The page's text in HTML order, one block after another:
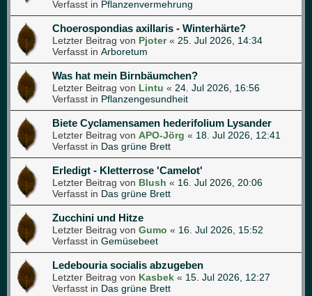
Verfasst in Pflanzenvermehrung
Choerospondias axillaris - Winterhärte?
Letzter Beitrag von Pjoter« 25. Jul 2026, 14:34
Verfasst in Arboretum
Was hat mein Birnbäumchen?
Letzter Beitrag von Lintu « 24. Jul 2026, 16:56
Verfasst in Pflanzengesundheit
Biete Cyclamensamen hederifolium Lysander
Letzter Beitrag von APO-Jörg « 18. Jul 2026, 12:41
Verfasst in Das grüne Brett
Erledigt - Kletterrose 'Camelot'
Letzter Beitrag von Blush « 16. Jul 2026, 20:06
Verfasst in Das grüne Brett
Zucchini und Hitze
Letzter Beitrag von Gumo « 16. Jul 2026, 15:52
Verfasst in Gemüsebeet
Ledebouria socialis abzugeben
Letzter Beitrag von Kasbek « 15. Jul 2026, 12:27
Verfasst in Das grüne Brett